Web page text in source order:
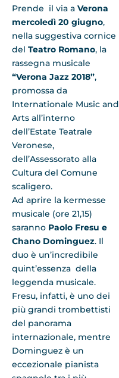
Prende il via a Verona
mercoledì 20 giugno,
nella suggestiva cornice
del Teatro Romano, la
rassegna musicale
“Verona Jazz 2018”,
promossa da
Internationale Music and
Arts all’interno
dell’Estate Teatrale
Veronese,
dell’Assessorato alla
Cultura del Comune
scaligero.
Ad aprire la kermesse
musicale (ore 21,15)
saranno Paolo Fresu e
Chano Dominguez. Il
duo è un’incredibile
quint’essenza della
leggenda musicale.
Fresu, infatti, è uno dei
più grandi trombettisti
del panorama
internazionale, mentre
Dominguez è un
eccezionale pianista